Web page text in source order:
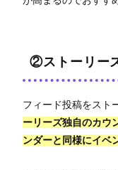
②ストーリー
フィード投稿をスト
ーリーズ独自のカウ
ンダーと同様にイベ